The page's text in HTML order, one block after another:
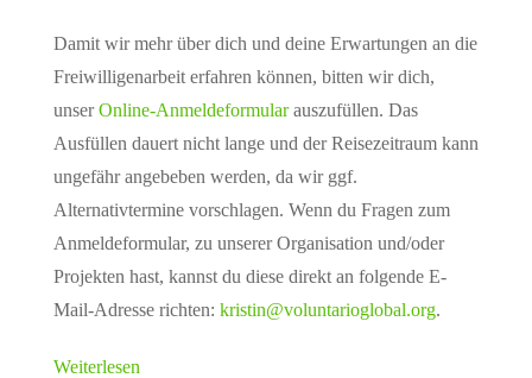
Damit wir mehr über dich und deine Erwartungen an die
Freiwilligenarbeit erfahren können, bitten wir dich,
unserOnline-Anmeldeformularauszufüllen. Das
Ausfüllen dauert nicht lange und der Reisezeitraum kann
ungefähr angebeben werden, da wir ggf.
Alternativtermine vorschlagen. Wenn du Fragen zum
Anmeldeformular, zu unserer Organisation und/oder
Projekten hast, kannst du diese direkt an folgende E-
Mail-Adresse richten: kristin@voluntarioglobal.org.
Weiterlesen